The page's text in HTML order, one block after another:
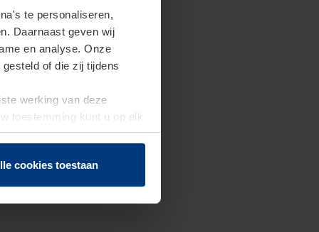
te personaliseren,
Daarnaast geven wij
en analyse. Onze
of die zij tijdens
werking van deze
toestemming kunt u op elk
herroepen.
cookies toestaan